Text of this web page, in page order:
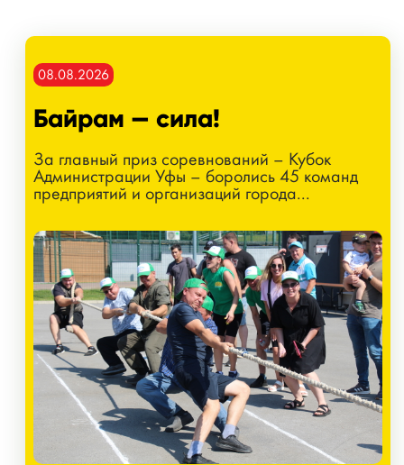
08.08.2026
Байрам — сила!
За главный приз соревнований – Кубок
Администрации Уфы – боролись 45 команд
предприятий и организаций города...